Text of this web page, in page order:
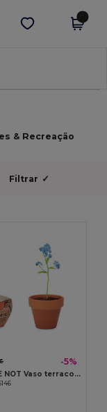
Obter app
& Recreação
Filtrar ✓
-5%
FORGET ME NOT Vaso terracota 'miosótis'